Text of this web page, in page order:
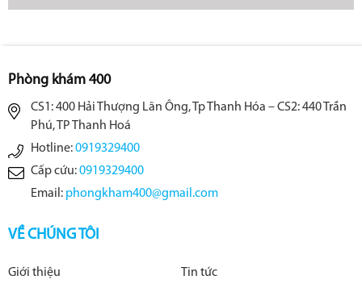
Phòng khám 400
CS1: 400 Hải Thượng Lãn Ông, Tp Thanh Hóa – CS2: 440 Trần
Phú, TP Thanh Hoá
Hotline:0919329400
Cấp cứu:0919329400
Email: phongkham400@gmail.com
VỀ CHÚNG TÔI
Giới thiệu
Tin tức